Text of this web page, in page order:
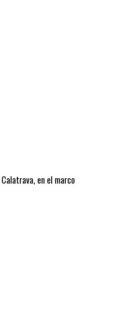
en el marco